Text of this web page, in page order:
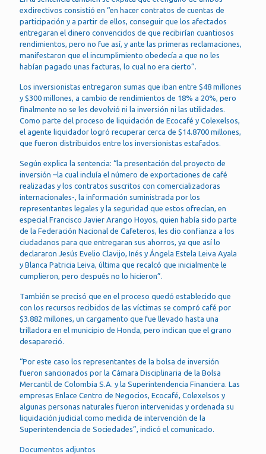
exdirectivos consistió en “en hacer contratos de cuentas de
participación y a partir de ellos, conseguir que los afectados
entregaran el dinero convencidos de que recibirían cuantiosos
rendimientos, pero no fue así, y ante las primeras reclamaciones,
manifestaron que el incumplimiento obedecía a que no les
habían pagado unas facturas, lo cual no era cierto”.
Los inversionistas entregaron sumas que iban entre $48 millones
y $300 millones, a cambio de rendimientos de 18% a 20%, pero
finalmente no se les devolvió ni la inversión ni las utilidades.
Como parte del proceso de liquidación de Ecocafé y Colexelsos,
el agente liquidador logró recuperar cerca de $14.8700 millones,
que fueron distribuidos entre los inversionistas estafados.
Según explica la sentencia: “la presentación del proyecto de
inversión –la cual incluía el número de exportaciones de café
realizadas y los contratos suscritos con comercializadoras
internacionales-, la información suministrada por los
representantes legales y la seguridad que estos ofrecían, en
especial Francisco Javier Arango Hoyos, quien había sido parte
de la Federación Nacional de Cafeteros, les dio confianza a los
ciudadanos para que entregaran sus ahorros, ya que así lo
declararon Jesús Evelio Clavijo, Inés y Ángela Estela Leiva Ayala
y Blanca Patricia Leiva, última que recalcó que inicialmente le
cumplieron, pero después no lo hicieron”.
También se precisó que en el proceso quedó establecido que
con los recursos recibidos de las víctimas se compró café por
$3.882 millones, un cargamento que fue llevado hasta una
trilladora en el municipio de Honda, pero indican que el grano
desapareció.
“Por este caso los representantes de la bolsa de inversión
fueron sancionados por la Cámara Disciplinaria de la Bolsa
Mercantil de Colombia S.A. y la Superintendencia Financiera. Las
empresas Enlace Centro de Negocios, Ecocafé, Colexelsos y
algunas personas naturales fueron intervenidas y ordenada su
liquidación judicial como medida de intervención de la
Superintendencia de Sociedades”, indicó el comunicado.
Documentos adjuntos